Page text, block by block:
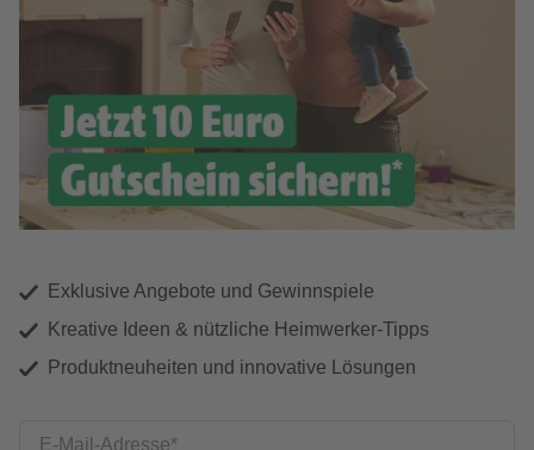
Exklusive Angebote und Gewinnspiele
Kreative Ideen & nützliche Heimwerker-Tipps
Produktneuheiten und innovative Lösungen
E-Mail-Adresse